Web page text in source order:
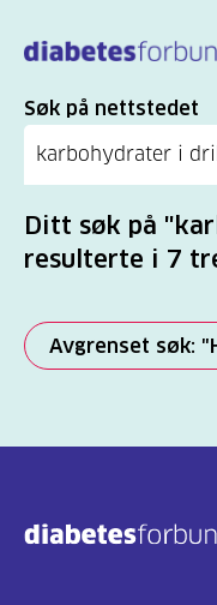
hovedinnhold
Søk
Søk på nettstedet
Ditt søk på
resulterte i 7
Avgrenset søk:
(2277)
(806)